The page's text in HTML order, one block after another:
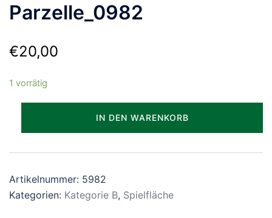
Parzelle_0982
€20,00
1 vorrätig
IN DEN WARENKORB
Artikelnummer: 5982
Kategorien: Kategorie B, Spielfläche